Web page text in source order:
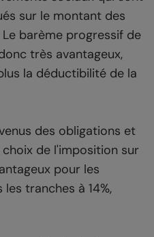
sur le montant des
barème progressif de
très avantageux,
la déductibilité de la
des obligations et
de l'imposition sur
pour les
tranches à 14%,